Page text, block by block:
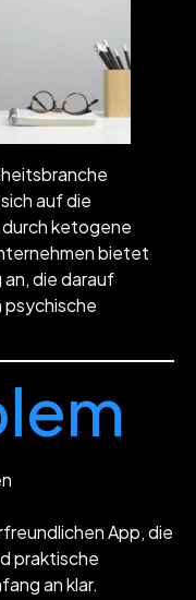
auf die
ketogene
bietet
die darauf
psychische
App, die
praktische
an klar.